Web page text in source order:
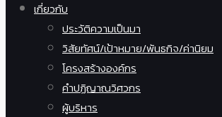
เกี่ยวกับ
ประวัติความเป็นมา
วิสัยทัศน์/เป้าหมาย/พันธกิจ/ค่านิยม
โครงสร้างองค์กร
คำปฏิญาณวิศวกร
ผู้บริหาร